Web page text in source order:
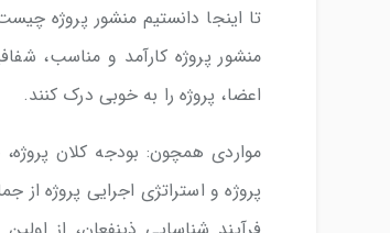
تا اینجا دانستیم منشور پروژه
منشور پروژه کارآمد و مناسب،
اعضا، پروژه را به خوبی درک کنند.
مواردی همچون: بودجه کلان
پروژه و استراتژی اجرایی پروژه